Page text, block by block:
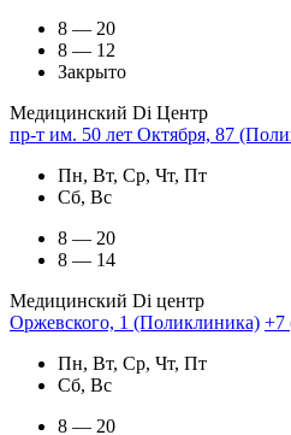
8 — 20
8 — 12
Закрыто
Медицинский Di Центр
пр-т им. 50 лет Октября, 87
Пн, Вт, Ср, Чт, Пт
Сб, Вс
8 — 20
8 — 14
Медицинский Di центр
Оржевского, 1 (Поликлиника) +7
Пн, Вт, Ср, Чт, Пт
Сб, Вс
8 — 20